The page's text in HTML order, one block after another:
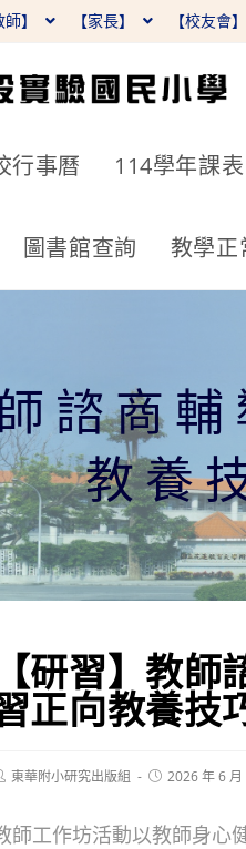
師】 【家長】 【校友會】
行事曆 114學年課表
圖書館查詢 教學正
諮商
教養
【研習】教
正向教養技
東華附小研究出版組
Post2026 年 6 月
師工作坊活動以教師身心